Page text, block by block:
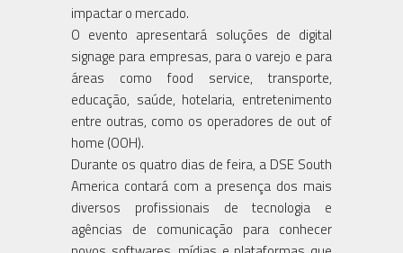
impactar o mercado.
O evento apresentará soluções de digital
signage para empresas, para o varejo e para
áreas como food service, transporte,
educação, saúde, hotelaria, entretenimento
entre outras, como os operadores de out of
home (OOH).
Durante os quatro dias de feira, a DSE South
America contará com a presença dos mais
diversos profissionais de tecnologia e
agências de comunicação para conhecer